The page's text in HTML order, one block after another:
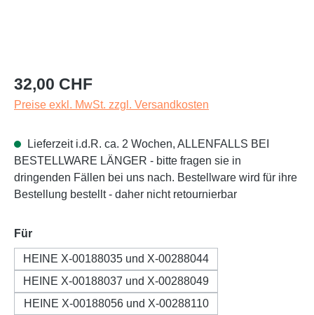
Regulärer Preis:
32,00 CHF
Preise exkl. MwSt. zzgl. Versandkosten
Lieferzeit i.d.R. ca. 2 Wochen, ALLENFALLS BEI
BESTELLWARE LÄNGER - bitte fragen sie in
dringenden Fällen bei uns nach. Bestellware wird für ihre
Bestellung bestellt - daher nicht retournierbar
Fürauswählen
HEINE X-00188035 und X-00288044
HEINE X-00188037 und X-00288049
HEINE X-00188056 und X-00288110